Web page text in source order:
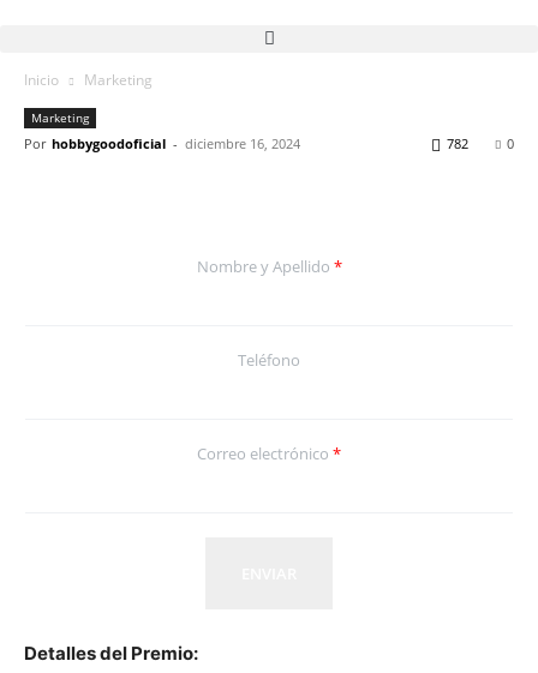
Inicio Marketing
Marketing
Por hobbygoodoficial - diciembre 16, 2024 0
782
Nombre y Apellido *
Teléfono
Correo electrónico *
Detalles del Premio: